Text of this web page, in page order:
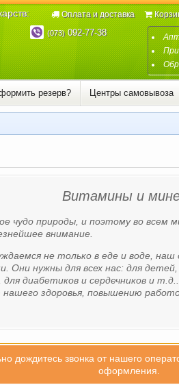
(073)092-77-38
Оплата и доставка
резерв? Центры самовывоза
Витамины и
чудо природы, и поэтому во всем
внимание.
не только в еде и воде,
Они нужны для всех нас: для детей,
диабетиков и сердечников и
здоровья, повышению
дождитесь звонка от нашего
оформления.